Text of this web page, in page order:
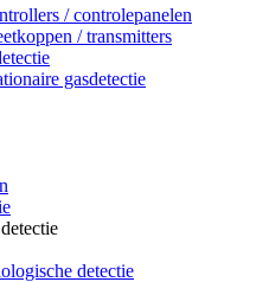
/ controlepanelen
/ transmitters
gasdetectie
detectie